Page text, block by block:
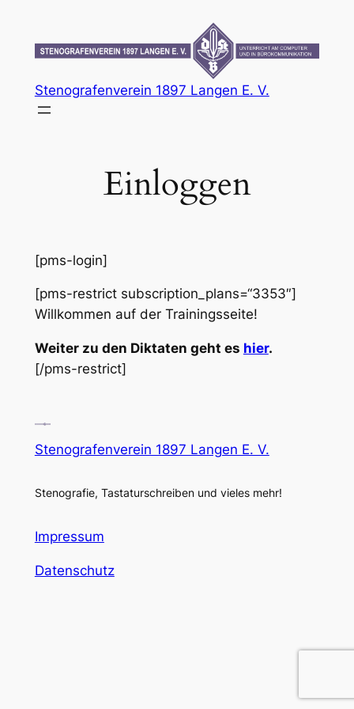
springen
Stenografenverein 1897 Langen E. V.
Einloggen
[pms-login]
[pms-restrict subscription_plans=“3353″]
Willkommen auf der Trainingsseite!
Weiter zu den Diktaten geht es hier.
[/pms-restrict]
Stenografenverein 1897 Langen E. V.
Stenografie, Tastaturschreiben und vieles mehr!
Impressum
Datenschutz